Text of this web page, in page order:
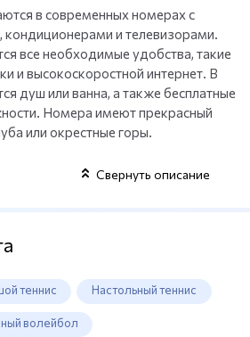
в современных номерах с
и телевизорами.
все необходимые удобства, такие
и высокоскоростной интернет. В
душ или ванна, а также бесплатные
Номера имеют прекрасный
или окрестные горы.
Свернуть описание
теннис Настольный теннис
волейбол